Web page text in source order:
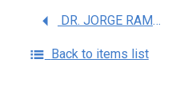
DR. JORGE RAMON PADILLA GUTIERREZ
Back to items list